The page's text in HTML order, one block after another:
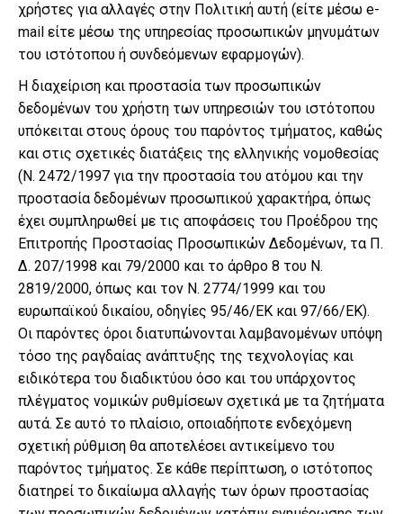
χρήστες για αλλαγές στην Πολιτική αυτή (είτε μέσω e-
mail είτε μέσω της υπηρεσίας προσωπικών μηνυμάτων
του ιστότοπου ή συνδεόμενων εφαρμογών).
Η διαχείριση και προστασία των προσωπικών
δεδομένων του χρήστη των υπηρεσιών του ιστότοπου
υπόκειται στους όρους του παρόντος τμήματος, καθώς
και στις σχετικές διατάξεις της ελληνικής νομοθεσίας
(Ν. 2472/1997 για την προστασία του ατόμου και την
προστασία δεδομένων προσωπικού χαρακτήρα, όπως
έχει συμπληρωθεί με τις αποφάσεις του Προέδρου της
Επιτροπής Προστασίας Προσωπικών Δεδομένων, τα Π.
Δ. 207/1998 και 79/2000 και το άρθρο 8 του Ν.
2819/2000, όπως και τον Ν. 2774/1999 και του
ευρωπαϊκού δικαίου, οδηγίες 95/46/ΕΚ και 97/66/ΕΚ).
Οι παρόντες όροι διατυπώνονται λαμβανομένων υπόψη
τόσο της ραγδαίας ανάπτυξης της τεχνολογίας και
ειδικότερα του διαδικτύου όσο και του υπάρχοντος
πλέγματος νομικών ρυθμίσεων σχετικά με τα ζητήματα
αυτά. Σε αυτό το πλαίσιο, οποιαδήποτε ενδεχόμενη
σχετική ρύθμιση θα αποτελέσει αντικείμενο του
παρόντος τμήματος. Σε κάθε περίπτωση, ο ιστότοπος
διατηρεί το δικαίωμα αλλαγής των όρων προστασίας